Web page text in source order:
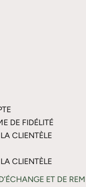
DE FIDÉLITÉ
CLIENTÈLE
CLIENTÈLE
ET DE